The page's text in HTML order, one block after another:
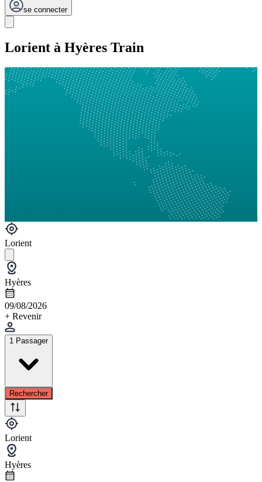
se connecter
Lorient à Hyères Train
Lorient
Hyères
09/08/2026
+ Revenir
1 Passager
Rechercher
Lorient
Hyères